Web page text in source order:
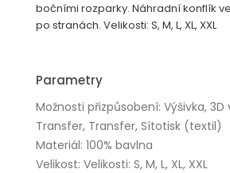
bočními rozparky. Náhradní konflík
po stranách. Velikosti: S, M, L, XL, XXL
Parametry
Možnosti přizpůsobení: Výšivka,
Transfer, Transfer, Sítotisk (textil)
Materiál: 100% bavlna
Velikost: Velikosti: S, M, L, XL, XXL